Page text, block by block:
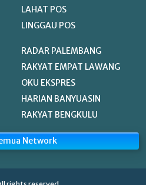
LAHAT POS
LINGGAU POS
RADAR PALEMBANG
RAKYAT EMPAT LAWANG
OKU EKSPRES
HARIAN BANYUASIN
RAKYAT BENGKULU
Network